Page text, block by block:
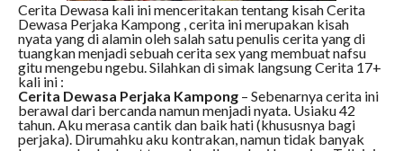
Cerita Dewasa kali ini menceritakan tentang kisah Cerita
Dewasa Perjaka Kampong , cerita ini merupakan kisah
nyata yang di alamin oleh salah satu penulis cerita yang di
tuangkan menjadi sebuah cerita sex yang membuat nafsu
gitu mengebu ngebu. Silahkan di simak langsung Cerita 17+
kali ini :
Cerita Dewasa Perjaka Kampong– Sebenarnya cerita ini
berawal dari bercanda namun menjadi nyata. Usiaku 42
tahun. Aku merasa cantik dan baik hati (khususnya bagi
perjaka). Dirumahku aku kontrakan, namun tidak banyak